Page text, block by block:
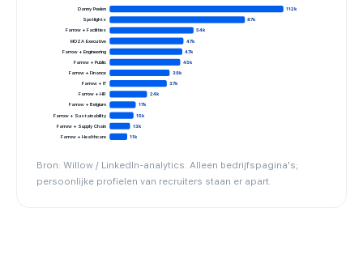
Danny Poelen 112k
Spotlights 87k
Farrow + Facilities 54k
MOZA Executive 47k
Farrow + Engineering 47k
Farrow + Public 45k
Farrow + Finance 39k
Farrow + IT 37k
Farrow + HR 24k
Farrow + Belgium 17k
Farrow + Sustainability 15k
Farrow + Supply Chain 13k
Farrow + Healthcare 11k
Bron: Willow / LinkedIn-analytics. Alleen bedrijfspagina's;
persoonlijke profielen van recruiters staan er apart.